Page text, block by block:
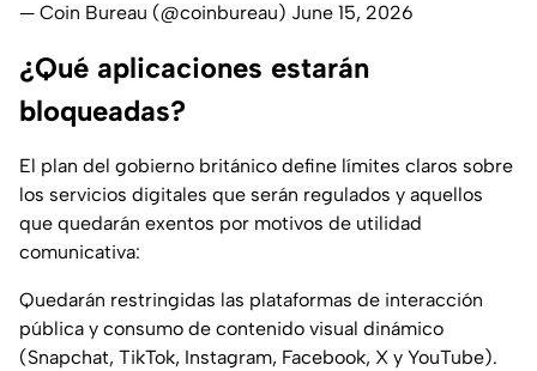
— Coin Bureau (@coinbureau) June 15, 2026
¿Qué aplicaciones estarán
bloqueadas?
El plan del gobierno británico define límites claros sobre
los servicios digitales que serán regulados y aquellos
que quedarán exentos por motivos de utilidad
comunicativa:
Quedarán restringidas las plataformas de interacción
pública y consumo de contenido visual dinámico
(Snapchat, TikTok, Instagram, Facebook, X y YouTube).